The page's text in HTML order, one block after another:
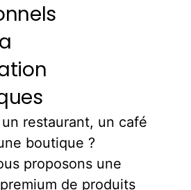
restaurant, un café
boutique ?
proposons une
de produits